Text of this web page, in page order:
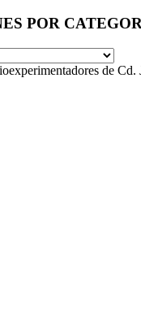
POR
de Cd.